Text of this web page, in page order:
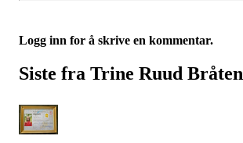
Logg inn for å skrive en kommentar.
Siste fra Trine Ruud Bråten